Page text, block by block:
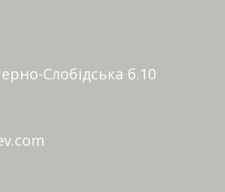
Слобідська б.10